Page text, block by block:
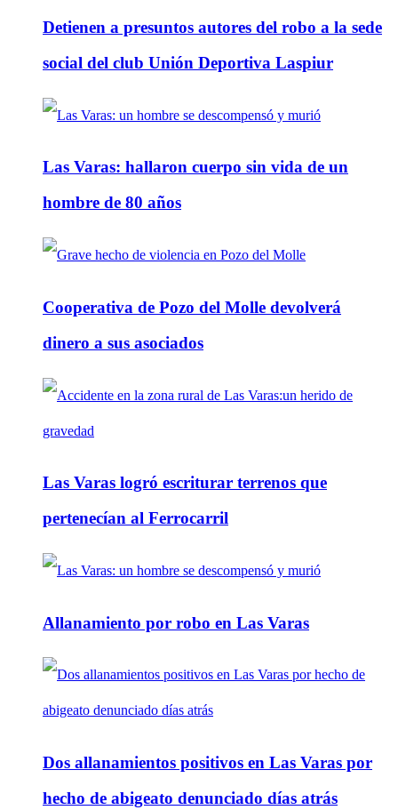
Detienen a presuntos autores del robo a la sede
social del club Unión Deportiva Laspiur
Las Varas: hallaron cuerpo sin vida de un
hombre de 80 años
Cooperativa de Pozo del Molle devolverá
dinero a sus asociados
Las Varas logró escriturar terrenos que
pertenecían al Ferrocarril
Allanamiento por robo en Las Varas
Dos allanamientos positivos en Las Varas por
hecho de abigeato denunciado días atrás